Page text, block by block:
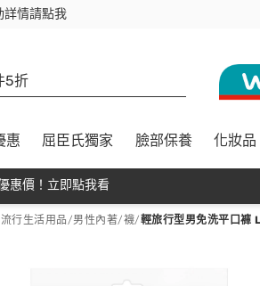
詳情請點我
高回饋$350
5折
惠 屈臣氏獨家 臉部保養 化妝品
惠價！立即點我看
流行生活用品/男性內著/襪/輕旅行型男免洗平口褲